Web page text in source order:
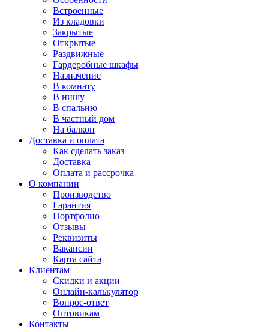
Встроенные
Из кладовки
Закрытые
Открытые
Раздвижные
Гардеробные шкафы
Назначение
В комнату
В нишу
В спальню
В частный дом
На балкон
Доставка и оплата
Как сделать заказ
Доставка
Оплата и рассрочка
О компании
Производство
Гарантия
Портфолио
Отзывы
Реквизиты
Вакансии
Карта сайта
Клиентам
Скидки и акции
Онлайн-калькулятор
Вопрос-ответ
Оптовикам
Контакты